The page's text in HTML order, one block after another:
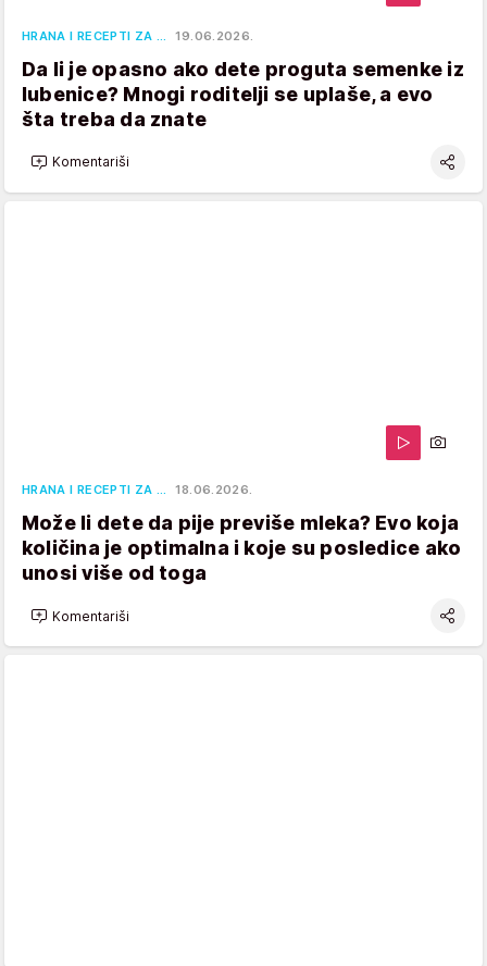
HRANA I RECEPTI ZA … 19.06.2026.
Da li je opasno ako dete proguta semenke iz
lubenice? Mnogi roditelji se uplaše, a evo
šta treba da znate
Komentariši
HRANA I RECEPTI ZA … 18.06.2026.
Može li dete da pije previše mleka? Evo koja
količina je optimalna i koje su posledice ako
unosi više od toga
Komentariši